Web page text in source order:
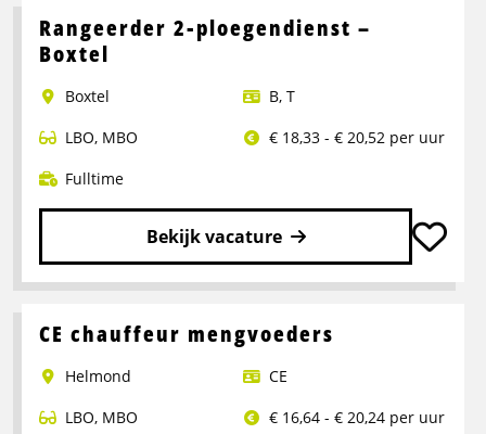
over
Portaalwagen
Rangeerder 2-ploegendienst –
Boxtel
Boxtel B, T
LBO, MBO
€ 18,33 - € 20,52 per uur
Fulltime
Bekijk vacature
Lees
over
2-
ploegendienst
CE chauffeur mengvoeders
Helmond
CE
LBO, MBO
€ 16,64 - € 20,24 per uur